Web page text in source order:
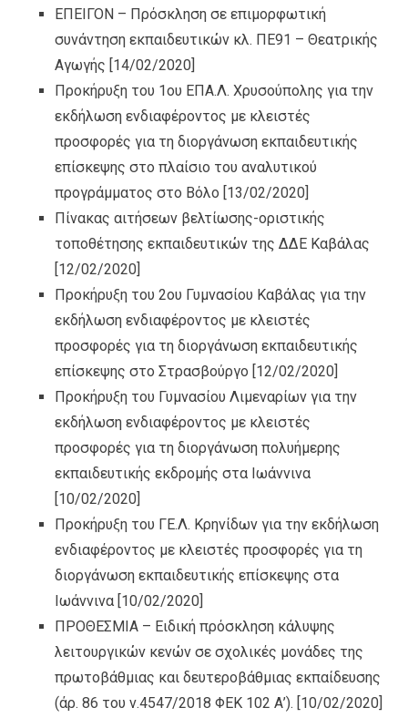
ΕΠΕΙΓΟΝ – Πρόσκληση σε επιμορφωτική
συνάντηση εκπαιδευτικών κλ. ΠΕ91 – Θεατρικής
Αγωγής [14/02/2020]
Προκήρυξη του 1ου ΕΠΑ.Λ. Χρυσούπολης για την
εκδήλωση ενδιαφέροντος με κλειστές
προσφορές για τη διοργάνωση εκπαιδευτικής
επίσκεψης στο πλαίσιο του αναλυτικού
προγράμματος στο Βόλο [13/02/2020]
Πίνακας αιτήσεων βελτίωσης-οριστικής
τοποθέτησης εκπαιδευτικών της ΔΔΕ Καβάλας
[12/02/2020]
Προκήρυξη του 2ου Γυμνασίου Καβάλας για την
εκδήλωση ενδιαφέροντος με κλειστές
προσφορές για τη διοργάνωση εκπαιδευτικής
επίσκεψης στο Στρασβούργο [12/02/2020]
Προκήρυξη του Γυμνασίου Λιμεναρίων για την
εκδήλωση ενδιαφέροντος με κλειστές
προσφορές για τη διοργάνωση πολυήμερης
εκπαιδευτικής εκδρομής στα Ιωάννινα
[10/02/2020]
Προκήρυξη του ΓΕ.Λ. Κρηνίδων για την εκδήλωση
ενδιαφέροντος με κλειστές προσφορές για τη
διοργάνωση εκπαιδευτικής επίσκεψης στα
Ιωάννινα [10/02/2020]
ΠΡΟΘΕΣΜΙΑ – Ειδική πρόσκληση κάλυψης
λειτουργικών κενών σε σχολικές μονάδες της
πρωτοβάθμιας και δευτεροβάθμιας εκπαίδευσης
(άρ. 86 του ν.4547/2018 ΦΕΚ 102 Α’). [10/02/2020]